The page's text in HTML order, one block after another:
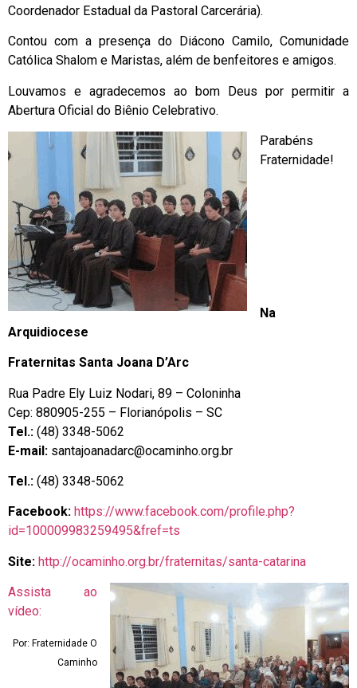
Coordenador Estadual da Pastoral Carcerária).
Contou com a presença do Diácono Camilo, Comunidade
Católica Shalom e Maristas, além de benfeitores e amigos.
Louvamos e agradecemos ao bom Deus por permitir a
Abertura Oficial do Biênio Celebrativo.
Parabéns
Fraternidade!
Na
Arquidiocese
Fraternitas Santa Joana D’Arc
Rua Padre Ely Luiz Nodari, 89 – Coloninha
Cep: 880905-255 – Florianópolis – SC
Tel.: (48) 3348-5062
E-mail: santajoanadarc@ocaminho.org.br
Tel.: (48) 3348-5062
Facebook: https://www.facebook.com/profile.php?
id=100009983259495&fref=ts
Site: http://ocaminho.org.br/fraternitas/santa-catarina
Assista ao
vídeo:
Por: Fraternidade O
Caminho